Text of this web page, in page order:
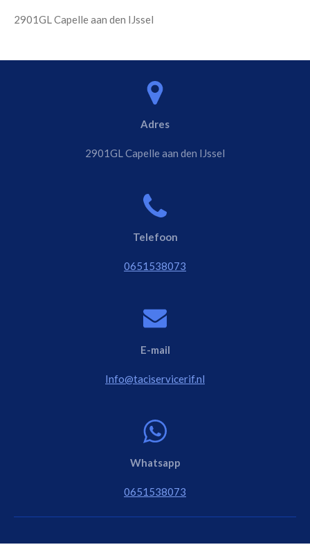
2901GL Capelle aan den IJssel
Adres
2901GL Capelle aan den IJssel
Telefoon
0651538073
E-mail
Info@taciservicerif.nl
Whatsapp
0651538073